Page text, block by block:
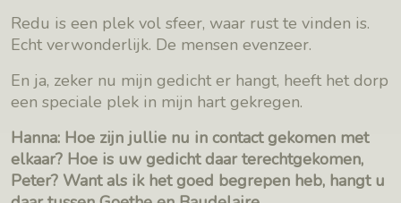
Redu is een plek vol sfeer, waar rust te vinden is.
Echt verwonderlijk. De mensen evenzeer.
En ja, zeker nu mijn gedicht er hangt, heeft het dorp
een speciale plek in mijn hart gekregen.
Hanna: Hoe zijn jullie nu in contact gekomen met
elkaar? Hoe is uw gedicht daar terechtgekomen,
Peter? Want als ik het goed begrepen heb, hangt u